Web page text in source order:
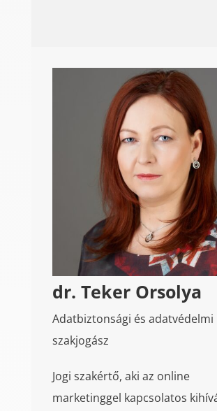
dr. Teker Orsolya
Adatbiztonsági és adatvédelmi
szakjogász
Jogi szakértő, aki az online
marketinggel kapcsolatos